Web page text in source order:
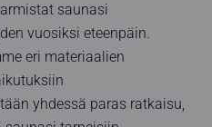
saunasi
vuosiksi eteenpäin.
eri materiaalien
yhdessä paras ratkaisu,